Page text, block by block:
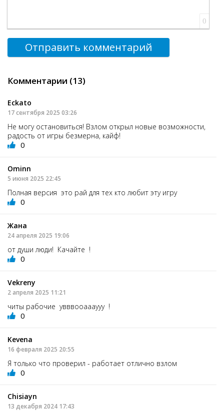
0
Отправить комментарий
Комментарии (13)
Eckato
17 сентября 2025 03:26
Не могу остановиться! Взлом открыл новые возможности,
радость от игры безмерна, кайф!
0
Ominn
5 июня 2025 22:45
Полная версия это рай для тех кто любит эту игру
0
Жана
24 апреля 2025 19:06
от души люди! Качайте !
0
Vekreny
2 апреля 2025 11:21
читы рабочие увввооаааууу !
0
Kevena
16 февраля 2025 20:55
Я только что проверил - работает отлично взлом
0
Chisiayn
13 декабря 2024 17:43